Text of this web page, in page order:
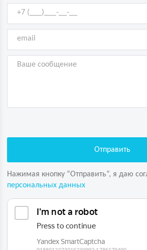
Нажимая кнопку “Отправить”, я даю
персональных данных